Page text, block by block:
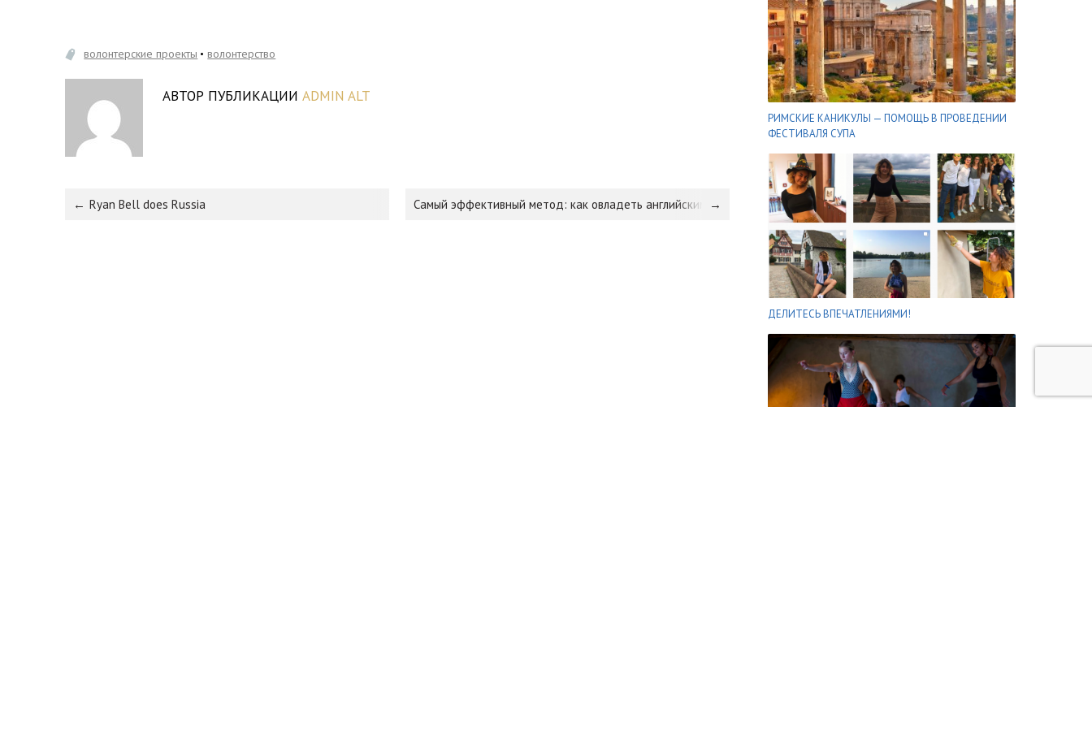
волонтерские проекты волонтерство
АВТОР ПУБЛИКАЦИИADMIN ALT
Ryan Bell does Russia Самый эффективный метод: как овладеть английским совершенно БЕСПЛАТНО и максимально БЫСТРО
РИМСКИЕ КАНИКУЛЫ — ПОМОЩЬ В ПРОВЕДЕНИИ
ФЕСТИВАЛЯ СУПА
ДЕЛИТЕСЬ ВПЕЧАТЛЕНИЯМИ!